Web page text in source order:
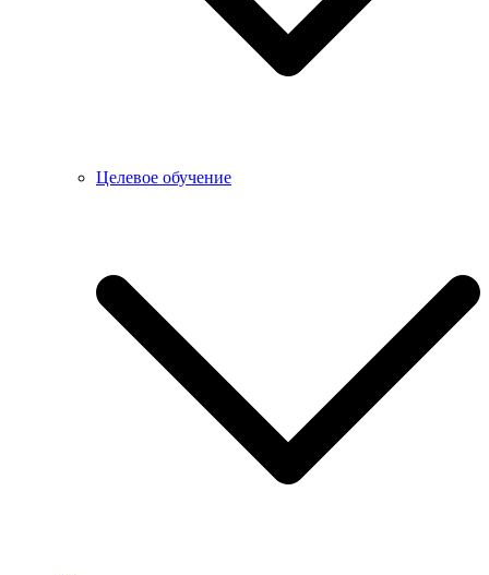
Целевое обучение